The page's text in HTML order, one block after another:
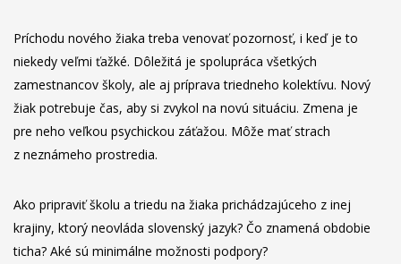
Príchodu nového žiaka treba venovať pozornosť, i keď je to
niekedy veľmi ťažké. Dôležitá je spolupráca všetkých
zamestnancov školy, ale aj príprava triedneho kolektívu. Nový
žiak potrebuje čas, aby si zvykol na novú situáciu. Zmena je
pre neho veľkou psychickou záťažou. Môže mať strach
z neznámeho prostredia.
Ako pripraviť školu a triedu na žiaka prichádzajúceho z inej
krajiny, ktorý neovláda slovenský jazyk? Čo znamená obdobie
ticha? Aké sú minimálne možnosti podpory?